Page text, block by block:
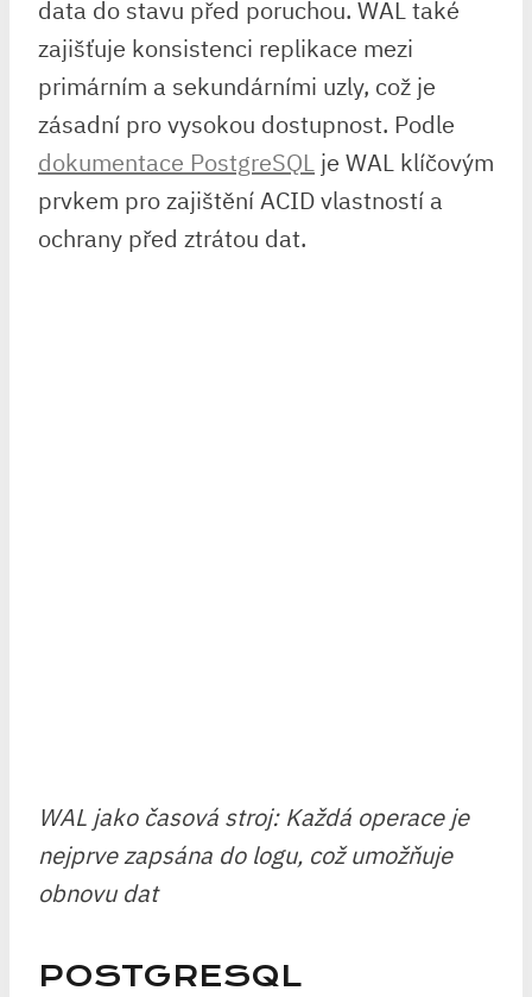
data do stavu před poruchou. WAL také
zajišťuje konsistenci replikace mezi
primárním a sekundárními uzly, což je
zásadní pro vysokou dostupnost. Podle
dokumentace PostgreSQL je WAL klíčovým
prvkem pro zajištění ACID vlastností a
ochrany před ztrátou dat.
WAL jako časová stroj: Každá operace je
nejprve zapsána do logu, což umožňuje
obnovu dat
POSTGRESQL